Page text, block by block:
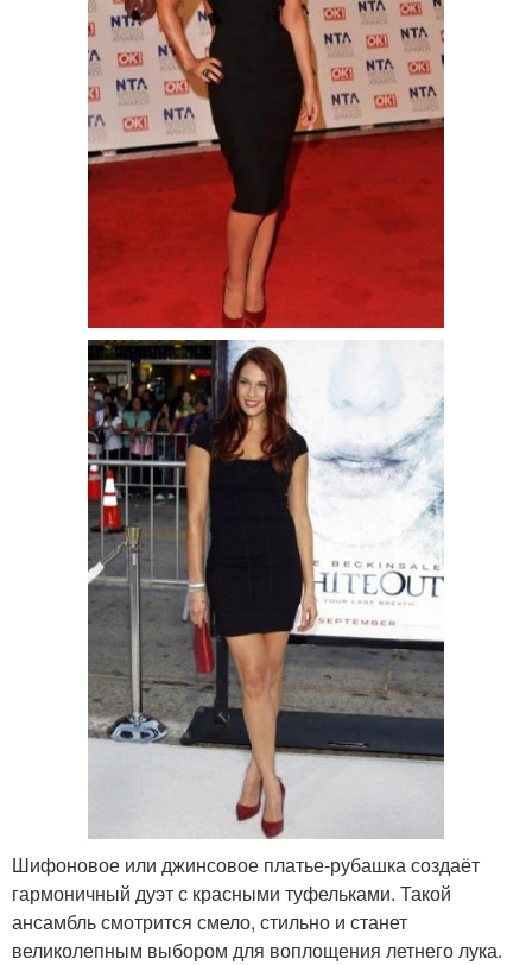
Шифоновое или джинсовое платье-рубашка создаёт
гармоничный дуэт с красными туфельками. Такой
ансамбль смотрится смело, стильно и станет
великолепным выбором для воплощения летнего лука.